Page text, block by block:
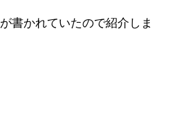
が書かれていたので紹介しま